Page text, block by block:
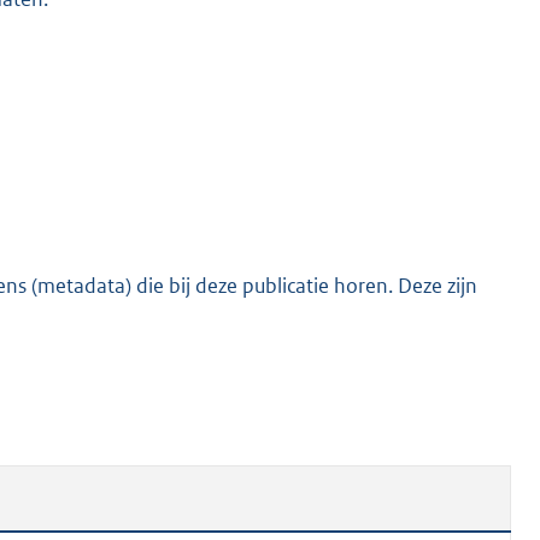
(metadata) die bij deze publicatie horen. Deze zijn